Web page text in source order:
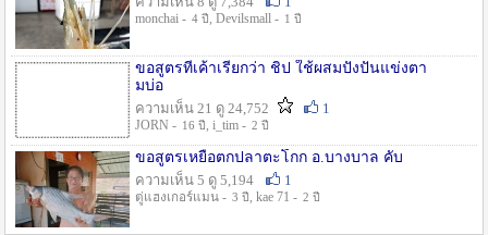
monchai - 4 ปี , Devilsmall - 1 ปี
ขอสูตรที่เค้าเรียกว่า ชิป ใช้ผสมปังปั่นแข่งตา
มบ่อ
ความเห็น 21 ดู 24,752
1
JORN - 16 ปี , i_tim - 2 ปี
ขอสูตรเหยื่อตกปลาตะโกก อ.บางบาล คับ
ความเห็น 5 ดู 5,194
1
ตู่แฮงเกอร์แมน - 3 ปี , kae 71 - 2 ปี